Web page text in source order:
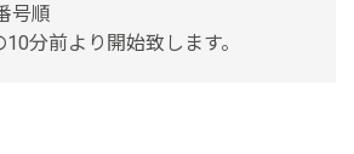
号順
分前より開始致します。